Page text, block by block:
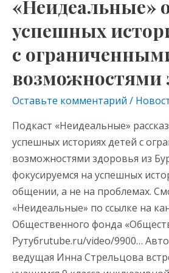
«Неидеальные»
успешных
с
возможностями
Оставьте комментарий /
Подкаст «Неидеальные»
успешных историях детей с
возможностями здоровья из
фокусируемся на успешных
общении, а не на проблемах.
«Неидеальные» по ссылке на
Общественного фонда
Рутубrutube.ru/video/9900…
ведущая Инна Стрельцова
здоровья